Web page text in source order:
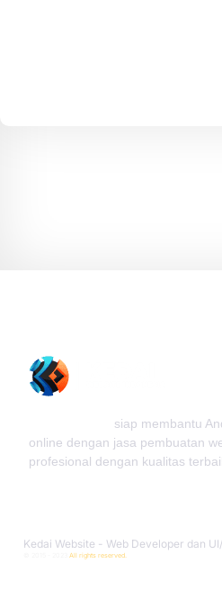
siap membantu
online dengan jasa pembuatan
profesional dengan kualitas
Kedai Website - Web Developer dan
All rights reserved.